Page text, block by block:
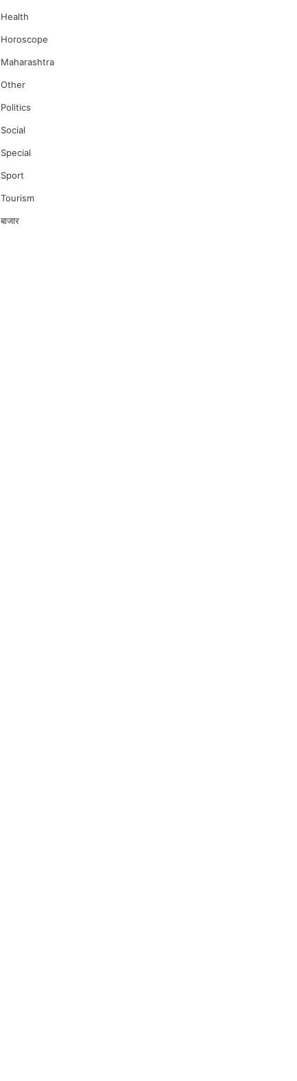
Health
Horoscope
Maharashtra
Other
Politics
Social
Special
Sport
Tourism
बाजार